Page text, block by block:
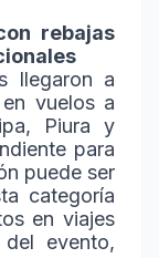
rebajas
llegaron a
vuelos a
Piura y
para
puede ser
categoría
en viajes
evento,